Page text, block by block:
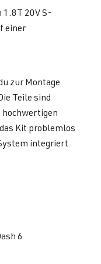
20V S-
einer
zur Montage
Teile sind
Kit problemlos
integriert
6